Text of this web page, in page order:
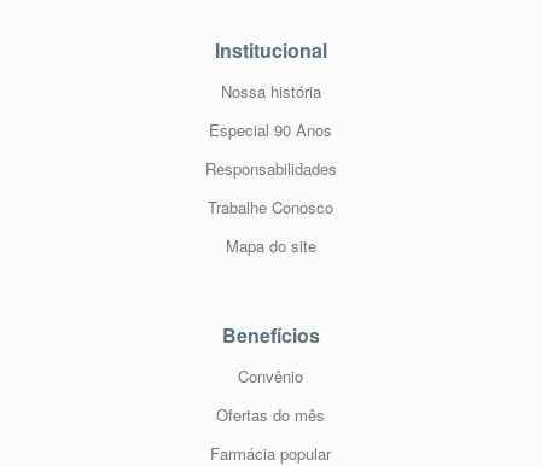
Institucional
Nossa história
Especial 90 Anos
Responsabilidades
Trabalhe Conosco
Mapa do site
Benefícios
Convênio
Ofertas do mês
Farmácia popular